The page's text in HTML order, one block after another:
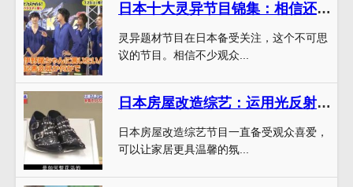
日本十大灵异节目锦集：相信还是不信，心理承受能力的考验
灵异题材节目在日本备受关注，这个不可思
议的节目。相信不少观众...
日本房屋改造综艺：运用光反射原理，让你的家具有温馨的氛围
日本房屋改造综艺节目一直备受观众喜爱，
可以让家居更具温馨的氛...